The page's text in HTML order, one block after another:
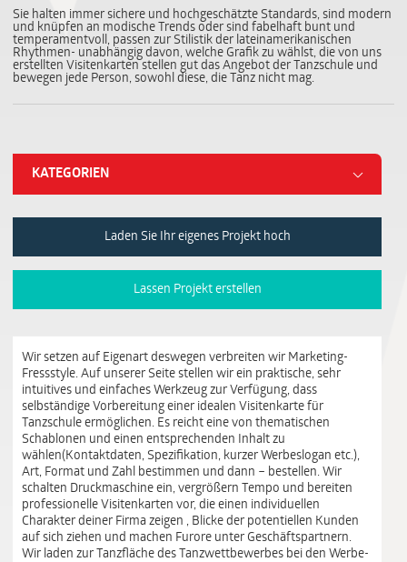
Sie halten immer sichere und hochgeschätzte Standards, sind modern
und knüpfen an modische Trends oder sind fabelhaft bunt und
temperamentvoll, passen zur Stilistik der lateinamerikanischen
Rhythmen- unabhängig davon, welche Grafik zu wählst, die von uns
erstellten Visitenkarten stellen gut das Angebot der Tanzschule und
bewegen jede Person, sowohl diese, die Tanz nicht mag.
KATEGORIEN
Laden Sie Ihr eigenes Projekt hoch
Lassen Projekt erstellen
Wir setzen auf Eigenart deswegen verbreiten wir Marketing-
Fressstyle. Auf unserer Seite stellen wir ein praktische, sehr
intuitives und einfaches Werkzeug zur Verfügung, dass
selbständige Vorbereitung einer idealen Visitenkarte für
Tanzschule ermöglichen. Es reicht eine von thematischen
Schablonen und einen entsprechenden Inhalt zu
wählen(Kontaktdaten, Spezifikation, kurzer Werbeslogan etc.),
Art, Format und Zahl bestimmen und dann – bestellen. Wir
schalten Druckmaschine ein, vergrößern Tempo und bereiten
professionelle Visitenkarten vor, die einen individuellen
Charakter deiner Firma zeigen , Blicke der potentiellen Kunden
auf sich ziehen und machen Furore unter Geschäftspartnern.
Wir laden zur Tanzfläche des Tanzwettbewerbes bei den Werbe-